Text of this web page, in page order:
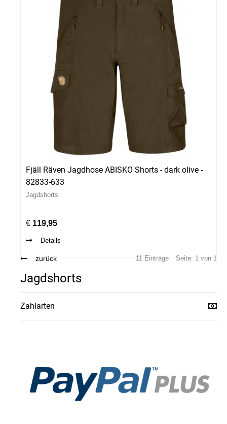
Fjäll Räven Jagdhose ABISKO Shorts - dark olive -
82833-633
Jagdshorts
€ 119,95
Details
zurück 11 Einträge Seite: 1 von 1
Jagdshorts
Zahlarten